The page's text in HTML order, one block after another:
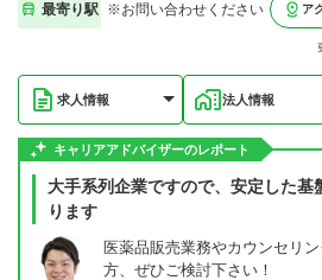
最寄り駅 ※お問い合わせください ア
求人情報 法人情報
キャリアアドバイザーのレポート
大手系列企業ですので、安定した基
ります
医薬品販売業務やカウンセリ
方、ぜひご検討下さい！